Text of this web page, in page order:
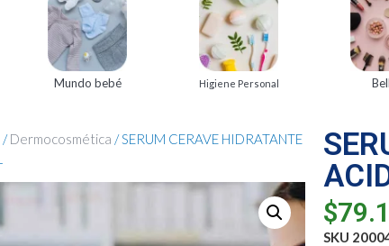
Mundo bebé Higiene Personal
/Dermocosmética / SERUM CERAVE HIDRATANTE
$
SKU